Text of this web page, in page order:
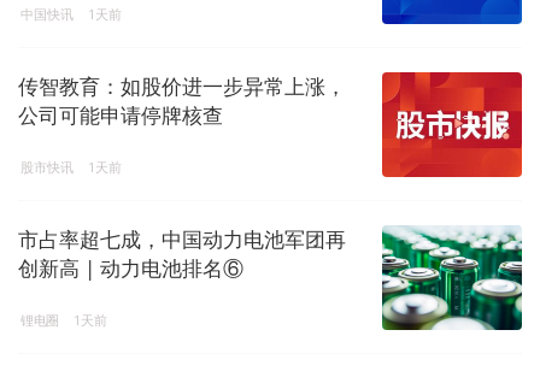
中国快讯 1天前
传智教育：如股价进一步异常上涨，
公司可能申请停牌核查
股市快讯 1天前
市占率超七成，中国动力电池军团再
创新高 | 动力电池排名⑥
锂电圈 1天前